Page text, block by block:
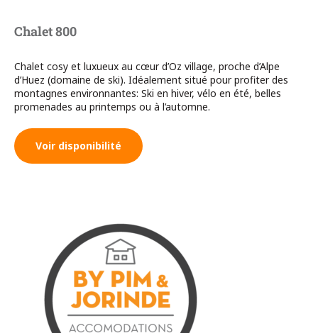
Chalet 800
Chalet cosy et luxueux au cœur d’Oz village, proche d’Alpe
d’Huez (domaine de ski). Idéalement situé pour profiter des
montagnes environnantes: Ski en hiver, vélo en été, belles
promenades au printemps ou à l’automne.
Voir disponibilité